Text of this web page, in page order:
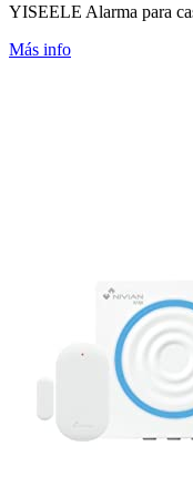
YISEELE Alarma para
Más info